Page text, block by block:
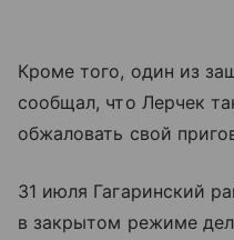
Кроме того, один из
сообщал, что Лерчек
обжаловать свой
31 июля Гагаринский
в закрытом режиме